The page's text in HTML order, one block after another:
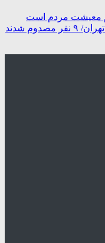
معیشت مردم است
شدند